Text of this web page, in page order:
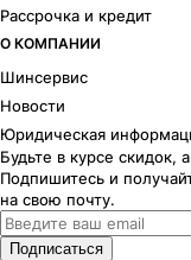
Рассрочка и кредит
О КОМПАНИИ
Шинсервис
Новости
Юридическая
Будьте в курсе скидок,
Подпишитесь и
на свою почту.
Подписаться